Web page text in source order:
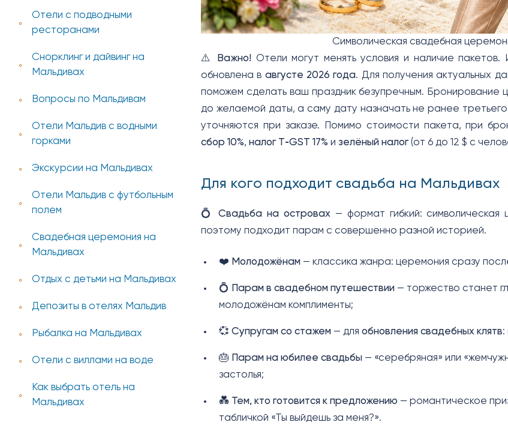
Отели с подводными
ресторанами
Снорклинг и дайвинг на
Мальдивах
Вопросы по Мальдивам
Отели Мальдив с водными
горками
Экскурсии на Мальдивах
Отели Мальдив с футбольным
полем
Свадебная церемония на
Мальдивах
Отдых с детьми на Мальдивах
Депозиты в отелях Мальдив
Рыбалка на Мальдивах
Отели с виллами на воде
Как выбрать отель на
Мальдивах
Символическая свадебная
⚠️
Важно! Отели могут менять условия и наличие
обновлена в августе 2026 года. Для получения актуальных
поможем сделать ваш праздник безупречным. Бронирование
до желаемой даты, а саму дату назначать не ранее
уточняются при заказе. Помимо стоимости пакета, при
сбор 10%, налог T‑GST 17% и зелёный налог(от 6 до 12 $ с
Для кого подходит свадьба на Мальдивах
💍 Свадьба на островах— формат гибкий: символическая
поэтому подходит парам с совершенно разной историей.
❤️ Молодожёнам — классика жанра: церемония сразу
💍 Парам в свадебном путешествии — торжество станет
молодожёнам комплименты;
💞 Супругам со стажем — дляобновления свадебных клятв:
🎂 Парам на юбилее свадьбы — «серебряная» или
застолья;
💑 Тем, кто готовится к предложению — романтическое
табличкой «Ты выйдешь за меня?».